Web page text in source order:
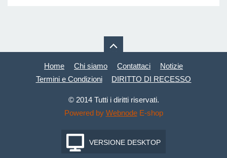
Home Chi siamo Contattaci
Notizie
Termini e Condizioni
DIRITTO DI RECESSO
© 2014 Tutti i diritti riservati.
Powered by WebnodeE-shop
VERSIONE DESKTOP